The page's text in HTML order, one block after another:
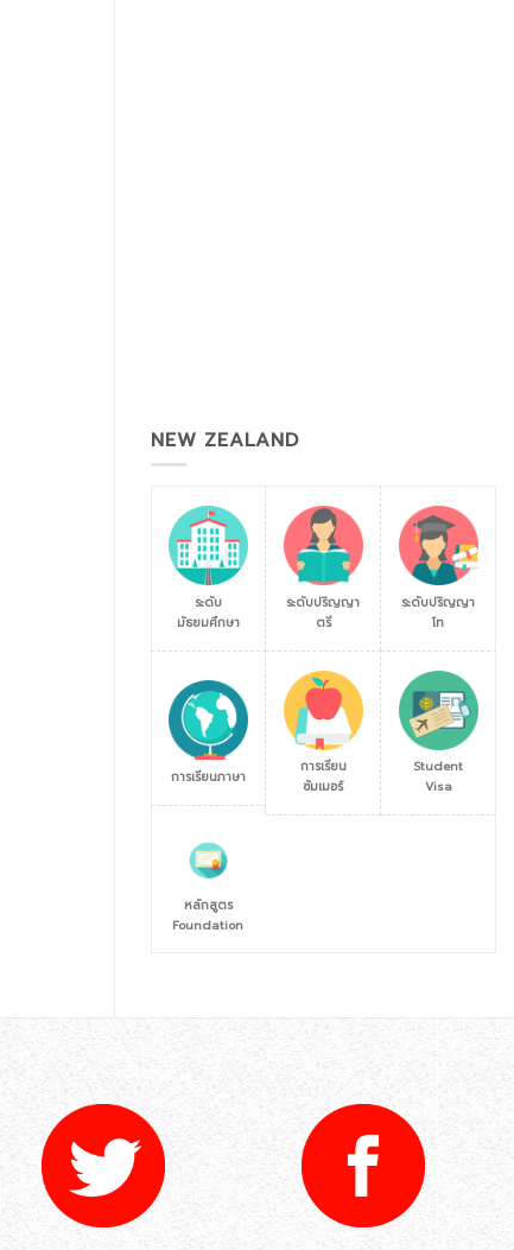
NEW ZEALAND
ระดับ
มัธยมศึกษา
ระดับปริญญา
ตรี
ระดับปริญญา
โท
การเรียนภาษา
การเรียน
ซัมเมอร์
Student
Visa
หลักสูตร
Foundation